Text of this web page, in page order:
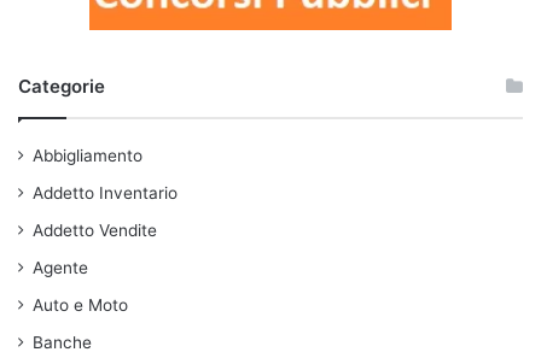
Categorie
Abbigliamento
Addetto Inventario
Addetto Vendite
Agente
Auto e Moto
Banche